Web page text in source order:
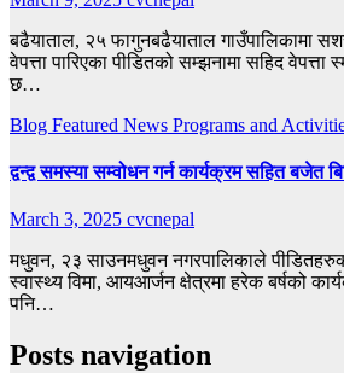
बढैयाताल, २५ फागुनबढैयाताल गाउँपालिकामा
वेपत्ता पारिएका पीडितको सम्झनामा सहिद वेपत्ता
छ…
Blog Featured News Programs and
द्वन्द्व समस्या सम्वोधन गर्न कार्यक्रम सहित बजेत
March 3, 2025 cvcnepal
मधुवन, २३ साउनमधुवन नगरपालिकाले
स्वास्थ्य विमा, आयआर्जन क्षेत्रमा हरेक बर्षको
पनि…
Posts navigation